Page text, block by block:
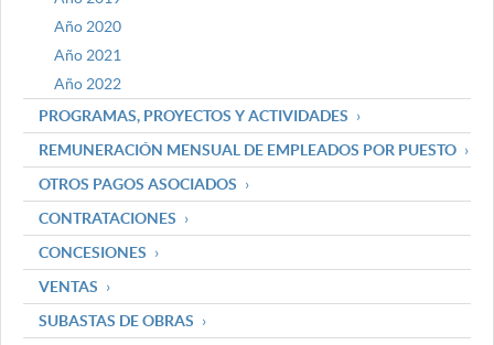
Año 2020
Año 2021
Año 2022
PROGRAMAS, PROYECTOS Y ACTIVIDADES
REMUNERACIÓN MENSUAL DE EMPLEADOS POR PUESTO
OTROS PAGOS ASOCIADOS
CONTRATACIONES
CONCESIONES
VENTAS
SUBASTAS DE OBRAS